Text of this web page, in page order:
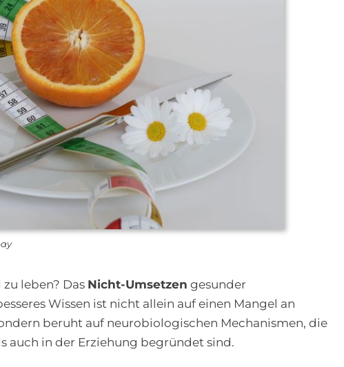
leben? Das Nicht-Umsetzen gesunder
Wissen ist nicht allein auf einen Mangel an
beruht auf neurobiologischen Mechanismen, die
auch in der Erziehung begründet sind.